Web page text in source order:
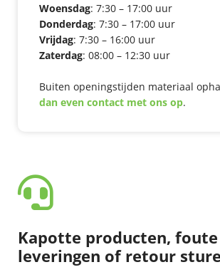
Woensdag: 7:30 – 17:00 uur
Donderdag: 7:30 – 17:00 uur
Vrijdag: 7:30 – 16:00 uur
Zaterdag: 08:00 – 12:30 uur
Buiten openingstijden materiaal
dan even contact met ons op.
Kapotte producten, foute
leveringen of retour